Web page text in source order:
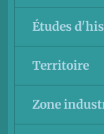
Études
Territoire
Zone